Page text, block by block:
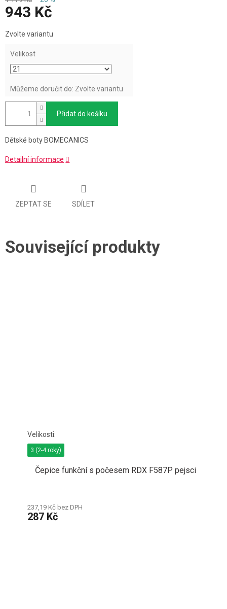
943 Kč
cena:
Zvolte variantu
Velikost
Můžeme doručit do: Zvolte variantu
Přidat do košíku
Dětské boty BOMECANICS
Detailní informace
ZEPTAT SE SDÍLET
Související produkty
Čepice funkční s počesem RDX F587P pejsci
237,19 Kč bez DPH
287 Kč
3 (2-4 roky)